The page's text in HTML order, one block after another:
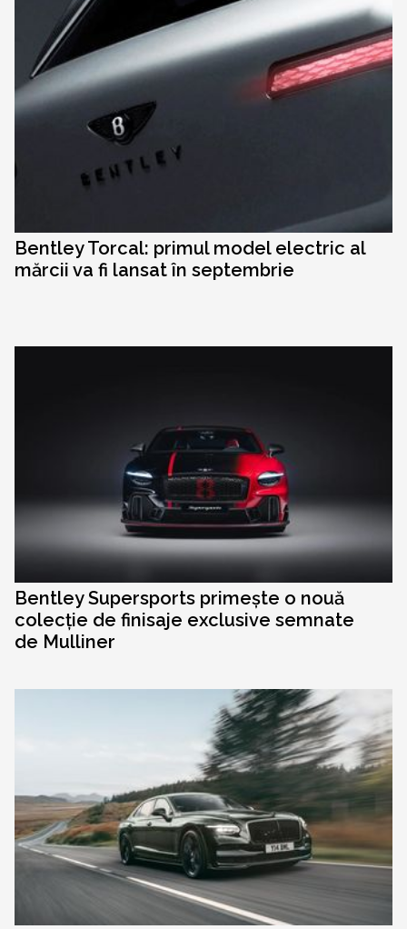
Bentley Torcal: primul model electric al
mărcii va fi lansat în septembrie
Bentley Supersports primește o nouă
colecție de finisaje exclusive semnate
de Mulliner